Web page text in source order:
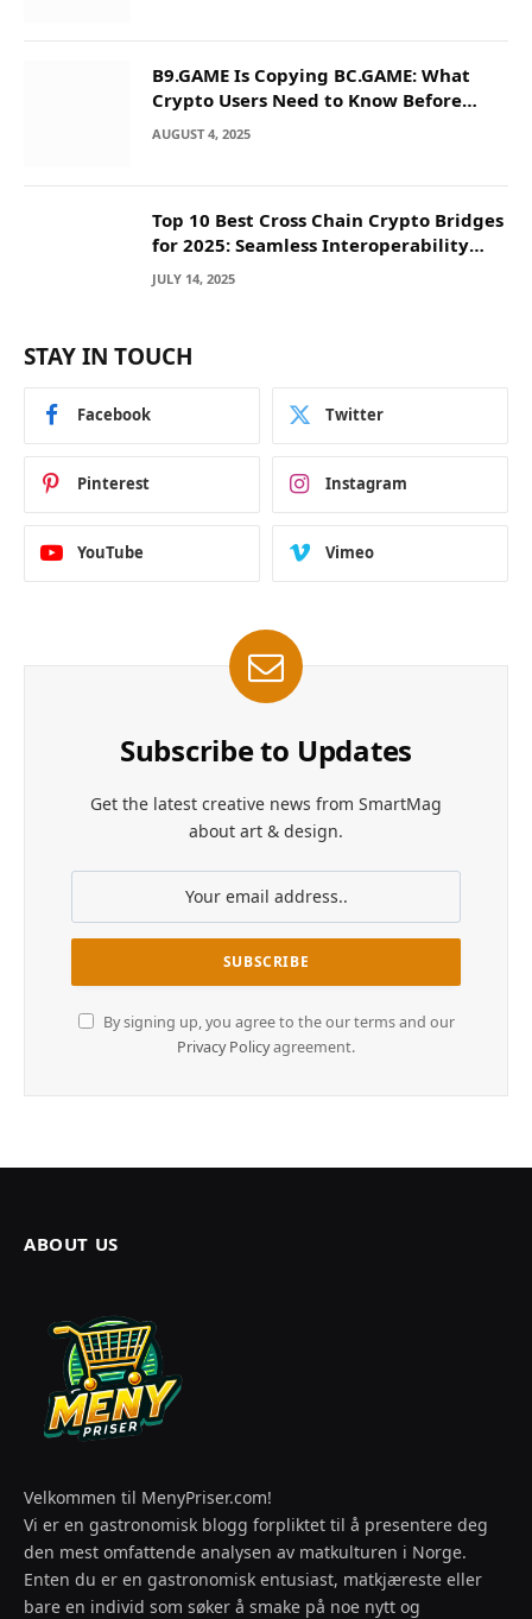
B9.GAME Is Copying BC.GAME: What
Crypto Users Need to Know Before
They Deposit
AUGUST 4, 2025
Top 10 Best Cross Chain Crypto Bridges
for 2025: Seamless Interoperability
Across Blockchain Networks
JULY 14, 2025
STAY IN TOUCH
Facebook Twitter
Pinterest Instagram
YouTube Vimeo
Subscribe to Updates
Get the latest creative news from SmartMag
about art & design.
By signing up, you agree to the our terms and our
Privacy Policyagreement.
ABOUT US
Velkommen til MenyPriser.com!
Vi er en gastronomisk blogg forpliktet til å presentere deg
den mest omfattende analysen av matkulturen i Norge.
Enten du er en gastronomisk entusiast, matkjæreste eller
bare en individ som søker å smake på noe nytt og